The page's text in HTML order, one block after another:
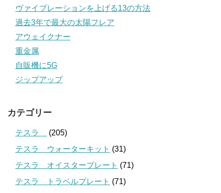
ヴァイブレーションを上げる13の方法
過去3年で最大の太陽フレア
アウェイクナー
重金属
自販機に5G
ジップアップ
カテゴリー
テスラ
(205)
テスラ ウォーターキット (31)
テスラ オイスタープレート (71)
テスラ トラベルプレート (71)